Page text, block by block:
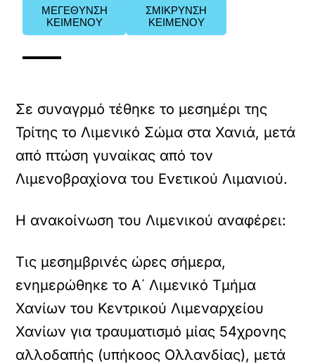
ΜΕΓΕΘΥΝΣΗ
ΚΕΙΜΕΝΟΥ
ΣΜΙΚΡΥΝΣΗ
ΚΕΙΜΕΝΟΥ
Σε συναγρμό τέθηκε το μεσημέρι της
Τρίτης το Λιμενικό Σώμα στα Χανιά, μετά
από πτώση γυναίκας από τον
Λιμενοβραχίονα του Ενετικού Λιμανιού.
Η ανακοίνωση του Λιμενικού αναφέρει:
Τις μεσημβρινές ώρες σήμερα,
ενημερώθηκε το Α΄ Λιμενικό Τμήμα
Χανίων του Κεντρικού Λιμεναρχείου
Χανίων για τραυματισμό μίας 54χρονης
αλλοδαπής (υπήκοος Ολλανδίας), μετά